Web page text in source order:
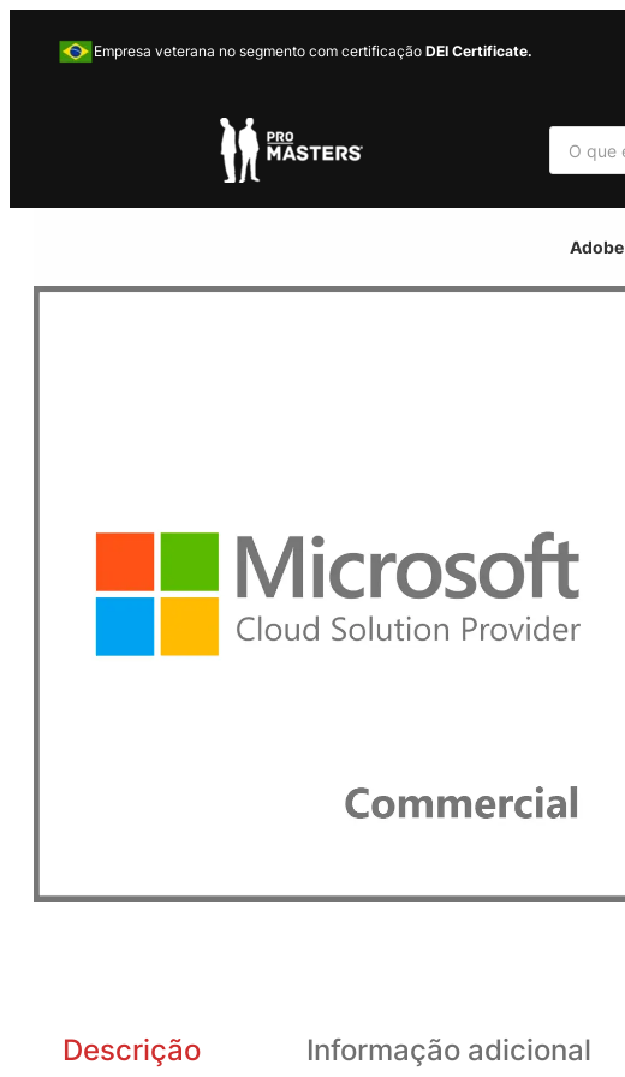
Empresa veterana no segmento com certificação DEI Certificate.
P
s
u
r
Adobe
Descrição Informação adicional